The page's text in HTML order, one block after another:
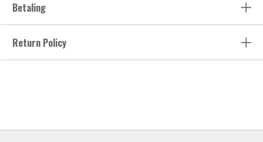
Betaling
Return Policy